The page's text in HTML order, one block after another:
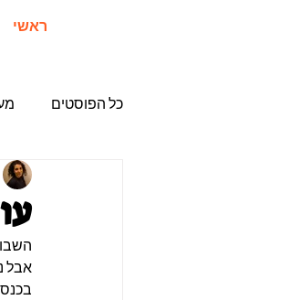
ראשי
כל הפוסטים
השבוע
אבל